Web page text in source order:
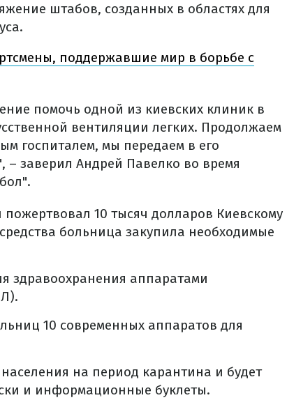
штабов, созданных в областях для
поддержавшие мир в борьбе с
помочь одной из киевских клиник в
вентиляции легких. Продолжаем
госпиталем, мы передаем в его
– заверил Андрей Павелко во время
10 тысяч долларов Киевскому
больница закупила необходимые
здравоохранения аппаратами
10 современных аппаратов для
на период карантина и будет
и информационные буклеты.